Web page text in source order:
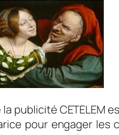
publicité CETELEM
pour engager